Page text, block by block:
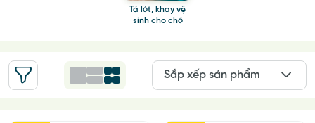
Tả lót, khay vệ
sinh cho chó
Sắp xếp sản phẩm